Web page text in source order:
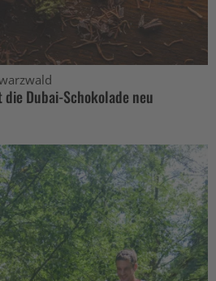
Dubai-Schokolade neu